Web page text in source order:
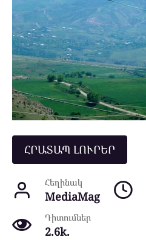
ՀՐԱՏԱՊ ԼՈՒՐԵՐ
Հեղինակ
MediaMag
Դիտումներ
2.6k.